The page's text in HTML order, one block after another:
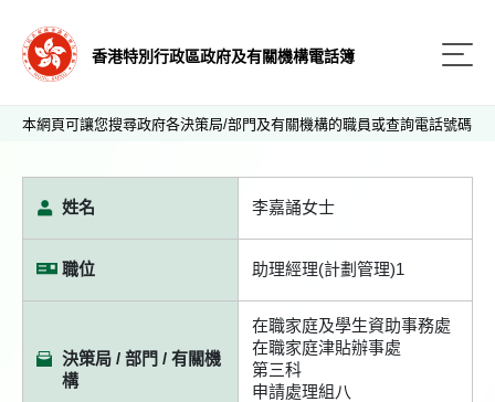
香港特別行政區政府及有關機構電話簿
本網頁可讓您搜尋政府各決策局/部門及有關機構的職員或查詢電話號碼
姓名 李嘉誦女士
職位 助理經理(計劃管理)1
決策局 / 部門 / 有關機
構
在職家庭及學生資助事務處
在職家庭津貼辦事處
第三科
申請處理組八